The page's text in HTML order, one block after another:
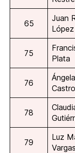
65
Juan
López
75
Plata
76
Castro
78
79
Luz
Vargas